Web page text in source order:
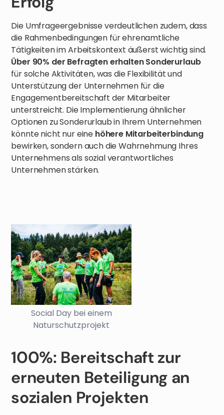
Die Umfrageergebnisse verdeutlichen zudem, dass
die Rahmenbedingungen für ehrenamtliche
Tätigkeiten im Arbeitskontext äußerst wichtig sind.
Über 90% der Befragten erhalten Sonderurlaub
für solche Aktivitäten, was die Flexibilität und
Unterstützung der Unternehmen für die
Engagementbereitschaft der Mitarbeiter
unterstreicht. Die Implementierung ähnlicher
Optionen zu Sonderurlaub in Ihrem Unternehmen
könnte nicht nur eine höhere Mitarbeiterbindung
bewirken, sondern auch die Wahrnehmung Ihres
Unternehmens als sozial verantwortliches
Unternehmen stärken.
Social Day bei einem
Naturschutzprojekt
100%: Bereitschaft zur
erneuten Beteiligung an
sozialen Projekten